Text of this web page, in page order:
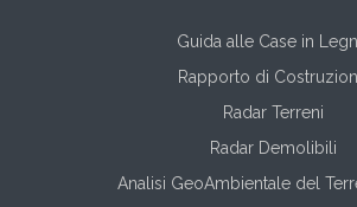
Guida alle Case in
Rapporto di
Radar Terreni
Radar Demolibili
Analisi GeoAmbientale del